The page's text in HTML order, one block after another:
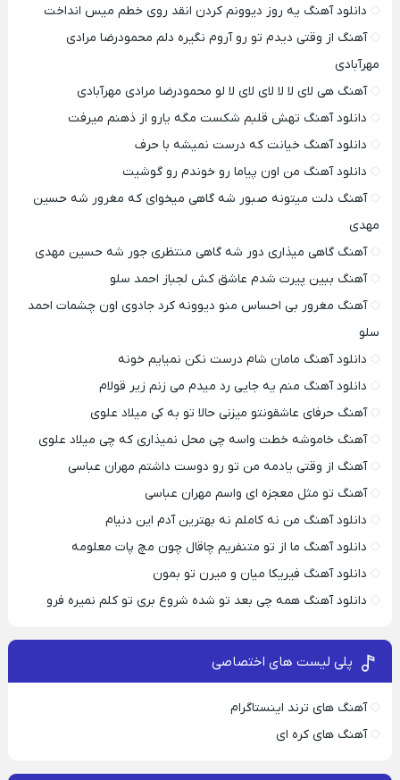
دانلود آهنگ یه روز دیوونم کردن انقد روی خطم میس انداخت
آهنگ از وقتی دیدم تو رو آروم نگیره دلم محمودرضا مرادی
مهرآبادی
آهنگ هی لای لا لا لای لای لا لو محمودرضا مرادی مهرآبادی
دانلود آهنگ تهش قلبم شکست مگه یارو از ذهنم میرفت
دانلود آهنگ خیانت که درست نمیشه با حرف
دانلود آهنگ من اون پیاما رو خوندم رو گوشیت
آهنگ دلت میتونه صبور شه گاهی میخوای که مغرور شه حسین
مهدی
آهنگ گاهی میذاری دور شه گاهی منتظری جور شه حسین مهدی
آهنگ ببین پیرت شدم عاشق کش لجباز احمد سلو
آهنگ مغرور بی احساس منو دیوونه کرد جادوی اون چشمات احمد
سلو
دانلود آهنگ مامان شام درست نکن نمیایم خونه
دانلود آهنگ منم یه جایی رد میدم می زنم زیر قولام
آهنگ حرفای عاشقونتو میزنی حالا تو به کی میلاد علوی
آهنگ خاموشه خطت واسه چی محل نمیذاری که چی میلاد علوی
آهنگ از وقتی یادمه من تو رو دوست داشتم مهران عباسی
آهنگ تو مثل معجزه ای واسم مهران عباسی
دانلود آهنگ من نه کاملم نه بهترین آدم این دنیام
دانلود آهنگ ما از تو متنفریم چاقال چون مچ پات معلومه
دانلود آهنگ فیریکا میان و میرن تو بمون
دانلود آهنگ همه چی بعد تو شده شروع بری تو کلم نمیره فرو
پلی لیست های اختصاصی
آهنگ های ترند اینستاگرام
آهنگ های کره ای